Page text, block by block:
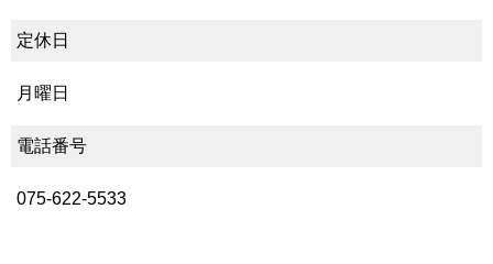
定休日
月曜日
電話番号
075-622-5533